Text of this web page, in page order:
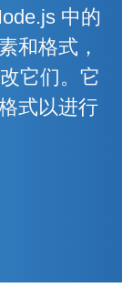
中的
和格式，
它们。它
式以进行